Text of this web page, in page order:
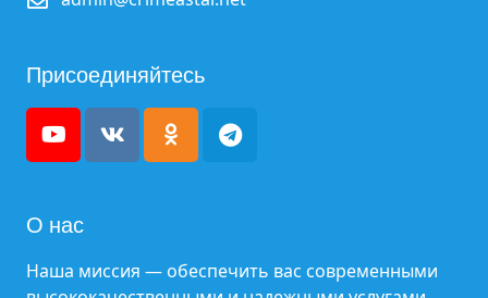
Присоединяйтесь
О нас
Наша миссия — обеспечить вас современными